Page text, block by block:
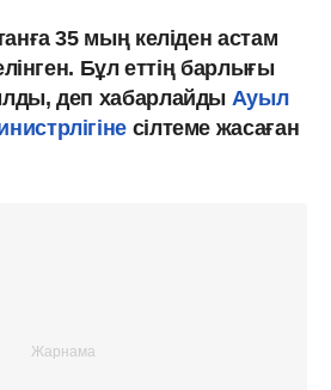
35 мың келіден астам
Бұл еттің барлығы
деп хабарлайды Ауыл
сілтеме жасаған